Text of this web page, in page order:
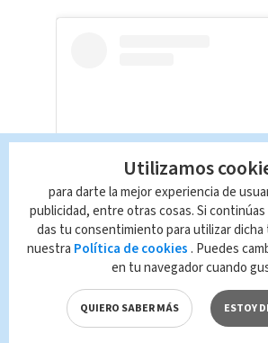
View this post on
Utilizamos
para darte la mejor experiencia de
publicidad, entre otras cosas. Si
das tu consentimiento para utilizar
nuestra Política de cookies . Puedes
en tu navegador cuando
QUIERO SABER MÁS ESTOY